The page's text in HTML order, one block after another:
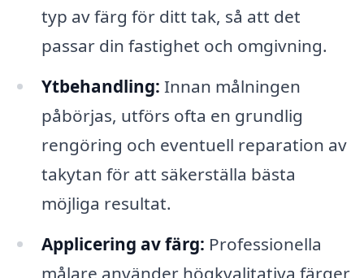
typ av färg för ditt tak, så att det
passar din fastighet och omgivning.
Ytbehandling: Innan målningen
påbörjas, utförs ofta en grundlig
rengöring och eventuell reparation av
takytan för att säkerställa bästa
möjliga resultat.
Applicering av färg: Professionella
målare använder högkvalitativa färger